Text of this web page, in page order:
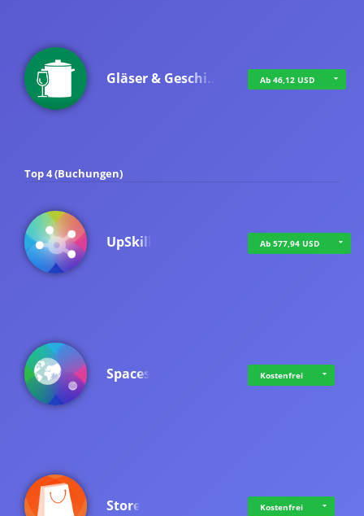
Gläser & Geschi… Ab 46,12 USD
Top 4 (Buchungen)
UpSkill Ab 577,94 USD
Spaces Kostenfrei
Store Kostenfrei